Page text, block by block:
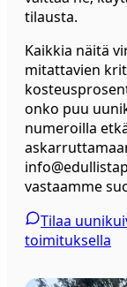
tilausta.
Kaikkia näitä
mitattavien
onko puu
numeroilla
vastaamme
Tilaa
toimituksella